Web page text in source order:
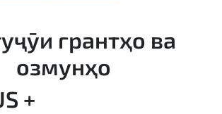
грантҳо ва
озмунҳо
+